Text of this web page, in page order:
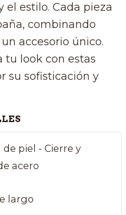
el estilo. Cada pieza
combinando
accesorio único.
tu look con estas
su sofisticación y
de piel - Cierre y
acero
largo